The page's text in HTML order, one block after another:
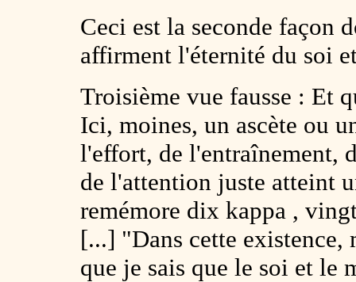
Ceci est la seconde façon
affirment l'éternité du soi
Troisième vue fausse : Et
Ici, moines, un ascète ou
l'effort, de l'entraînement,
de l'attention juste atteint
remémore dix kappa ,
[...] "Dans cette
que je sais que le soi et le